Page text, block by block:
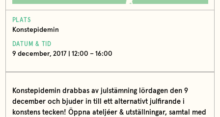
PLATS
Konstepidemin
DATUM & TID
9 december, 2017 | 12:00 – 16:00
Konstepidemin drabbas av julstämning lördagen den 9
december och bjuder in till ett alternativt julfirande i
konstens tecken! Öppna ateljéer & utställningar, samtal med